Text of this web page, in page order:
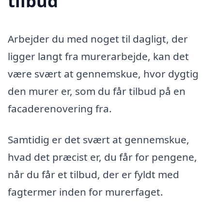
Arbejder du med noget til dagligt, der
ligger langt fra murerarbejde, kan det
være svært at gennemskue, hvor dygtig
den murer er, som du får tilbud på en
facaderenovering fra.
Samtidig er det svært at gennemskue,
hvad det præcist er, du får for pengene,
når du får et tilbud, der er fyldt med
fagtermer inden for murerfaget.